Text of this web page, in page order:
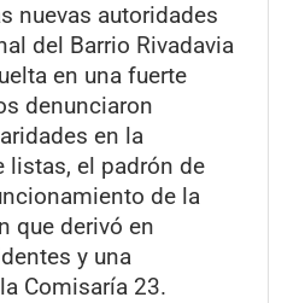
nuevas autoridades
del Barrio Rivadavia
en una fuerte
denunciaron
en la
el padrón de
de la
que derivó en
y una
Comisaría 23.